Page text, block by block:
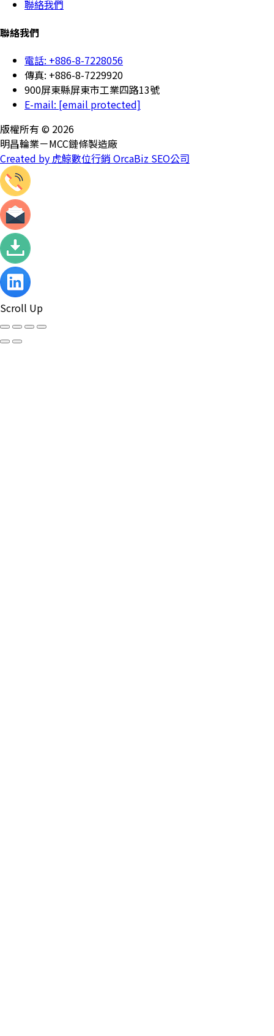
聯絡我們
聯絡我們
電話: +886-8-7228056
傳真: +886-8-7229920
900屏東縣屏東市工業四路13號
E-mail: [email protected]
版權所有 © 2026
明昌輪業－MCC鏈條製造廠
Created by 虎鯨數位行銷 OrcaBiz SEO公司
Scroll Up